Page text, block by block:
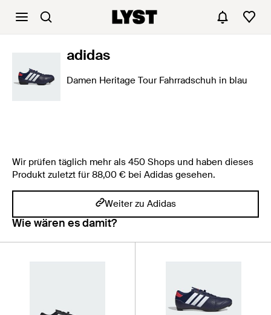
adidas
Damen Heritage Tour Fahrradschuh in blau
Wir prüfen täglich mehr als 450 Shops und haben dieses
Produkt zuletzt für 88,00 € bei Adidas gesehen.
Weiter zu Adidas
Wie wären es damit?